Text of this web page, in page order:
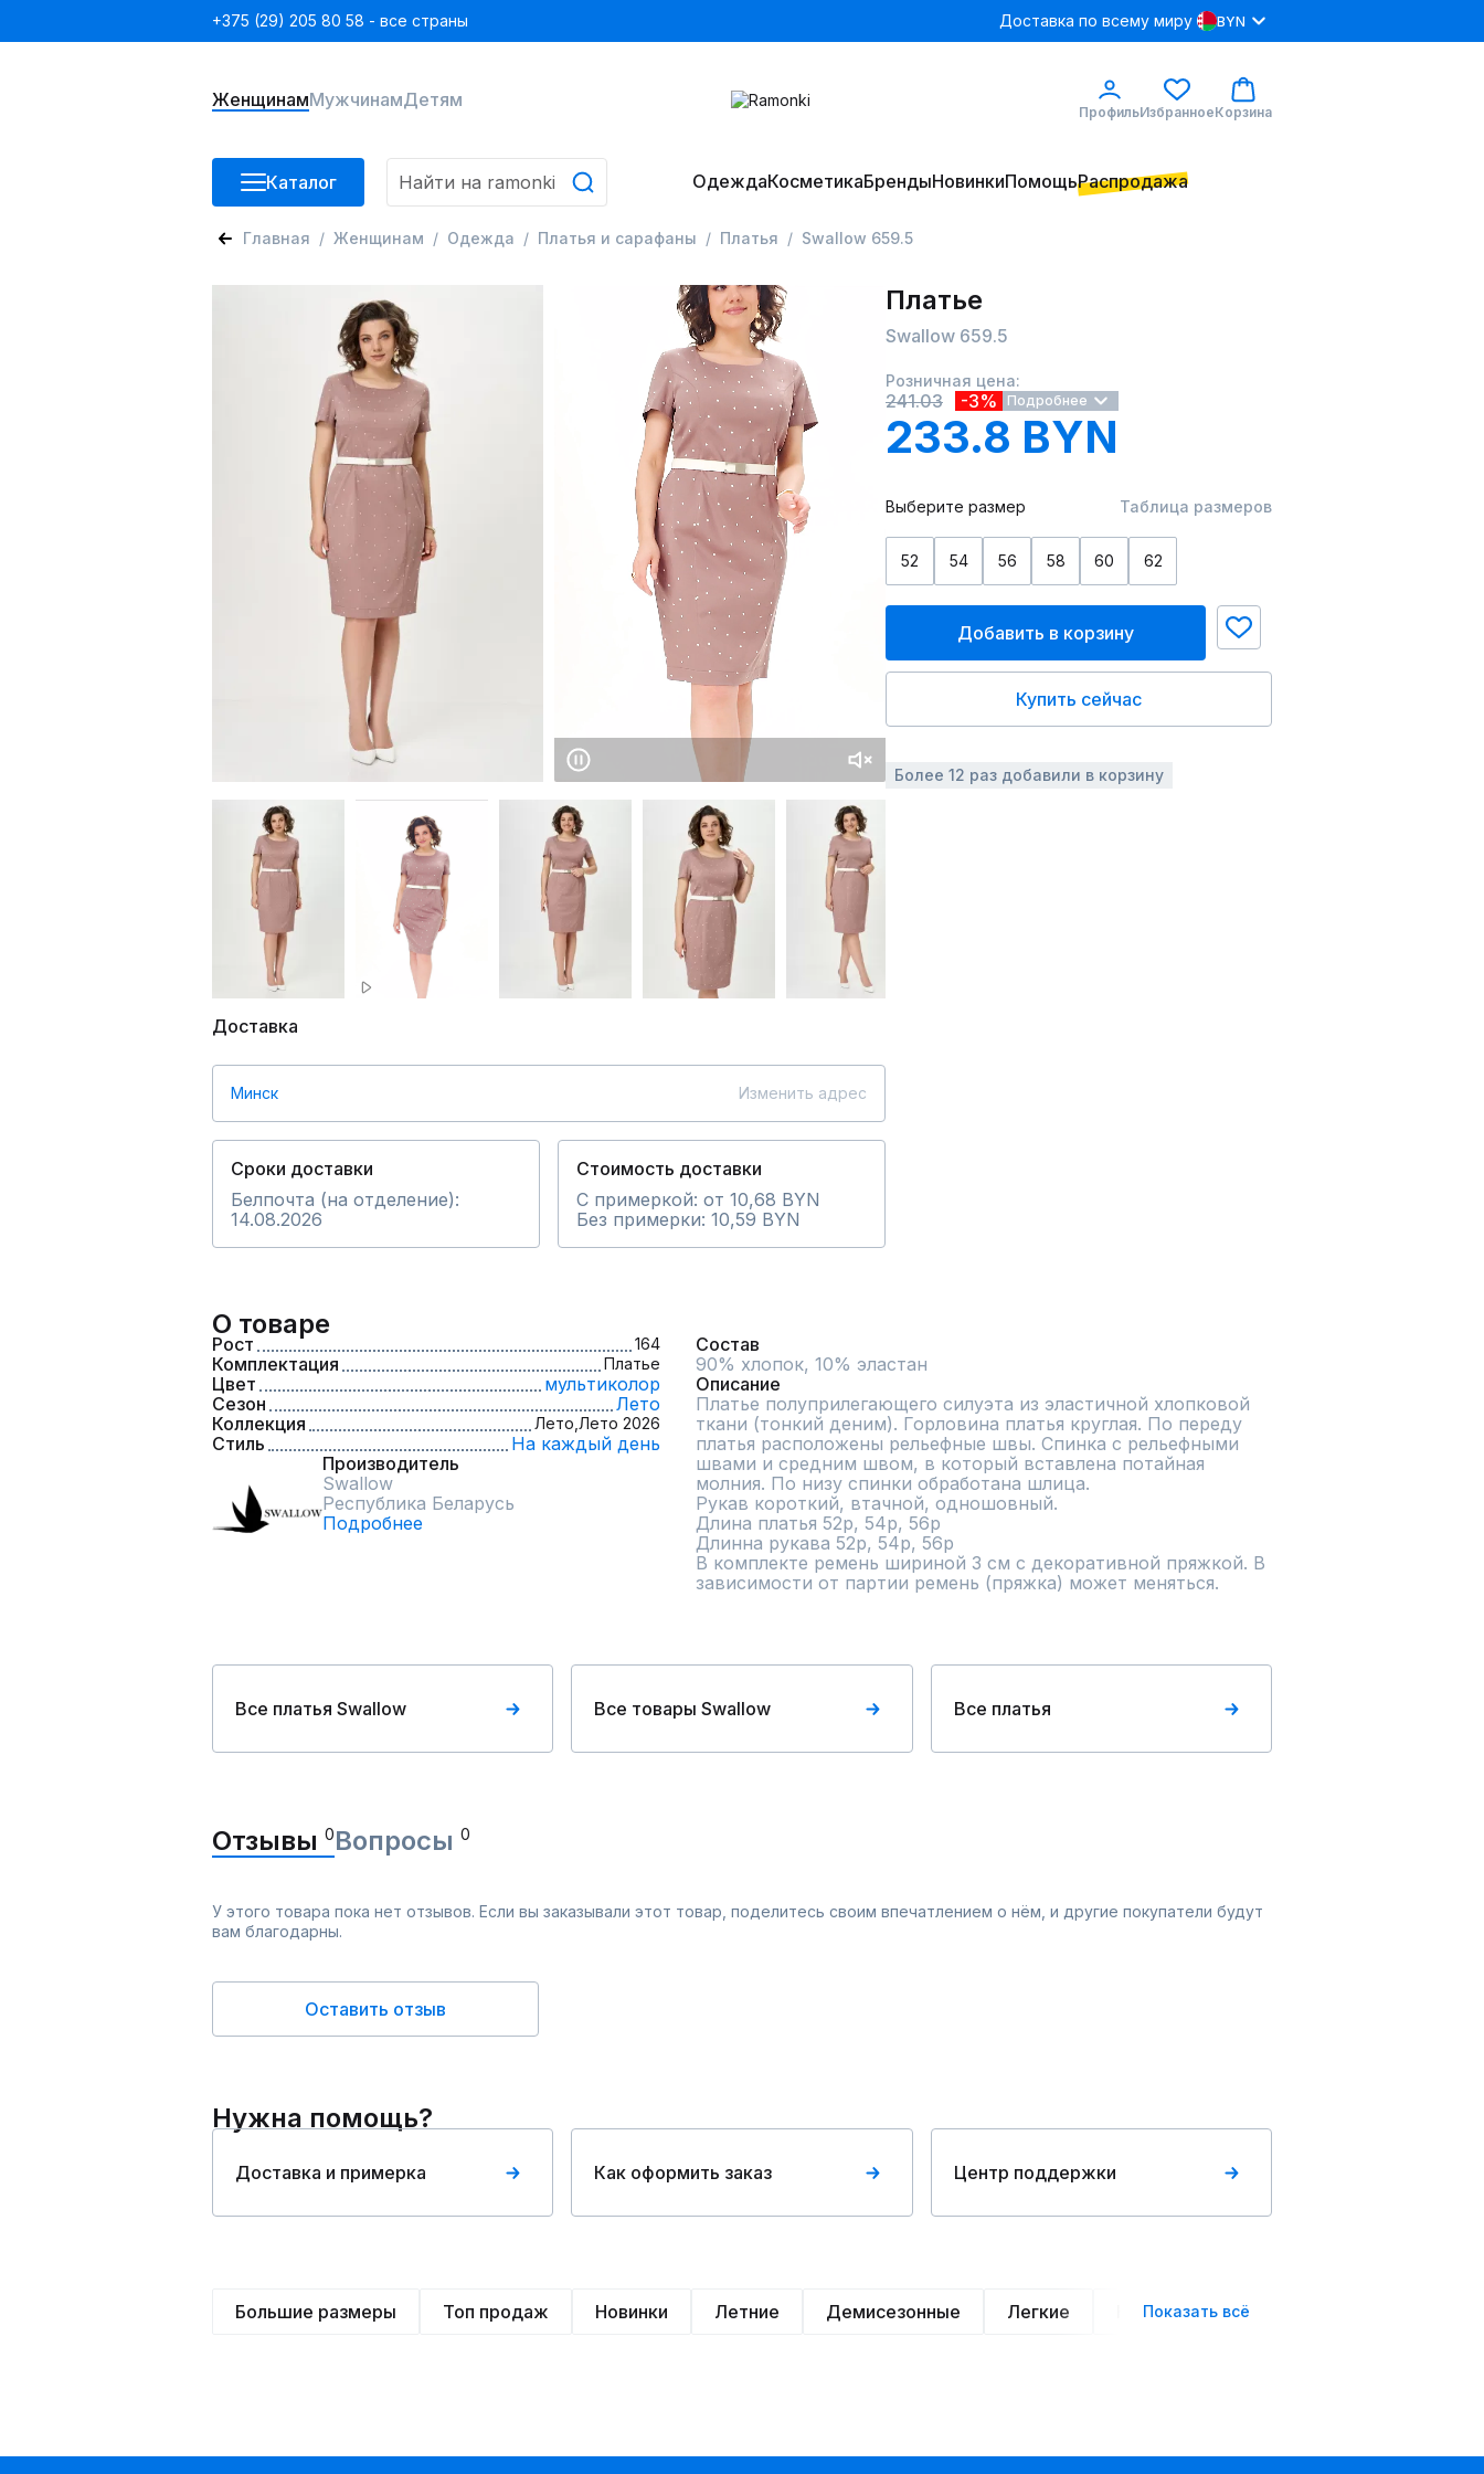
+375 (29) 205 80 58 - все страны Доставка по всему миру BYN
ЖенщинамМужчинамДетям
ПрофильИзбранноеКорзина
Каталог ОдеждаКосметикаБрендыНовинкиПомощьРаспродажа
Главная Женщинам Одежда Платья и сарафаны Платья Swallow 659.5
Доставка
Минск Изменить адрес
Сроки доставки
Белпочта (на отделение):
14.08.2026
Стоимость доставки
С примеркой: от 10,68 BYN
Без примерки: 10,59 BYN
Платье
Swallow 659.5
Розничная цена:
241.03 -3% Подробнее
233.8 BYN
Выберите размер Таблица размеров
52 54 56 58 60 62
Добавить в корзину
Купить сейчас
Более 12 раз добавили в корзину
О товаре
Рост 164
Комплектация Платье
Цвет
мультиколор
Сезон
Лето
Коллекция
Лето, Лето 2026
Стиль
На каждый день
Производитель
Swallow
Республика Беларусь
Подробнее
Состав
Описание
Платье полуприлегающего силуэта из эластичной хлопковой
ткани (тонкий деним). Горловина платья круглая. По переду
платья расположены рельефные швы. Спинка с рельефными
швами и средним швом, в который вставлена потайная
молния. По низу спинки обработана шлица.
Рукав короткий, втачной, одношовный.
Длина платья 52р, 54р, 56р
Длинна рукава 52р, 54р, 56р
В комплекте ремень шириной 3 см с декоративной пряжкой. В
зависимости от партии ремень (пряжка) может меняться.
Все платья Swallow Все товары Swallow Все платья
Отзывы 0Вопросы 0
У этого товара пока нет отзывов. Если вы заказывали этот товар, поделитесь своим впечатлением о нём, и другие покупатели будут
вам благодарны.
Оставить отзыв
Нужна помощь?
Доставка и примерка Как оформить заказ Центр поддержки
Большие размеры Топ продаж Новинки Летние Демисезонные Легкие Нарядные
Показать всё